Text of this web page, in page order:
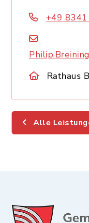
+49
Rathaus
Alle